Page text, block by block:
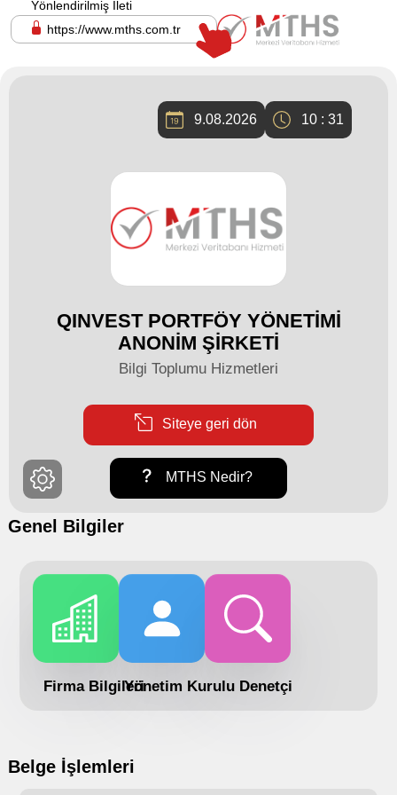
https://www.mths.com.tr
Yönlendirilmiş İleti
9.08.2026 10 : 31
QINVEST PORTFÖY YÖNETİMİ
ANONİM ŞİRKETİ
Bilgi Toplumu Hizmetleri
Siteye geri dön
MTHS Nedir?
Genel Bilgiler
Firma BilgileriYönetim Kurulu Denetçi
Belge İşlemleri